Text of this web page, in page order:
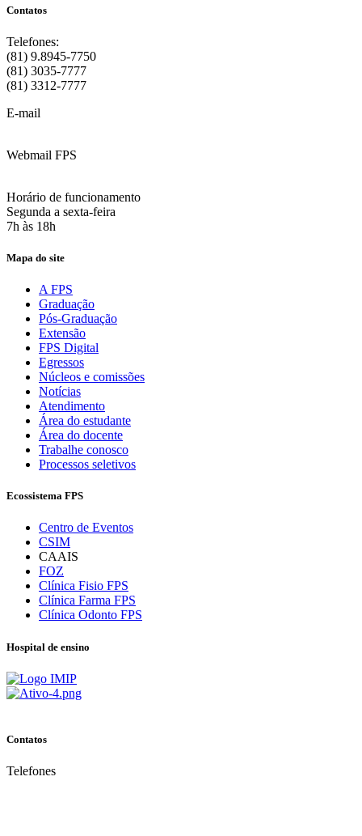
Contatos
Telefones:
(81) 9.8945-7750
(81) 3035-7777
(81) 3312-7777
E-mail
Webmail FPS
Horário de funcionamento
Segunda a sexta-feira
7h às 18h
Mapa do site
A FPS
Graduação
Pós-Graduação
Extensão
FPS Digital
Egressos
Núcleos e comissões
Notícias
Atendimento
Área do estudante
Área do docente
Trabalhe conosco
Processos seletivos
Ecossistema FPS
Centro de Eventos
CSIM
CAAIS
FOZ
Clínica Fisio FPS
Clínica Farma FPS
Clínica Odonto FPS
Hospital de ensino
Contatos
Telefones